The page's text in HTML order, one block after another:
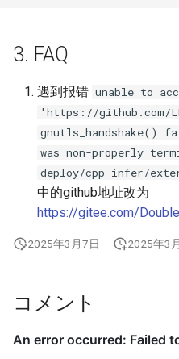
3. FAQ
遇到报错 unable to
'https://github.com/
gnutls_handshake()
was non-properly
deploy/cpp_infer/
中的github地址改为
https://gitee.com/
2025年3月7日 2025年3
コメント